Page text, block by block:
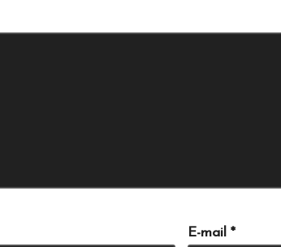
E-mail *